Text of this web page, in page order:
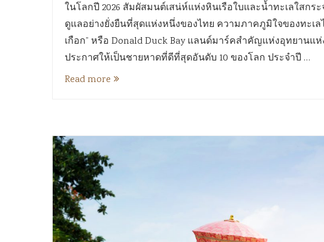
ในโลกปี 2026 สัมผัสมนต์เสน่ห์แห่งหินเรือใบและน้ำทะเลใสกร
ดูแลอย่างยั่งยืนที่สุดแห่งหนึ่งของไทย ความภาคภูมิใจของทะเ
เกือก” หรือ Donald Duck Bay แลนด์มาร์คสำคัญแห่งอุทยานแ
ประกาศให้เป็นชายหาดที่ดีที่สุดอันดับ 10 ของโลก ประจำปี …
Read more